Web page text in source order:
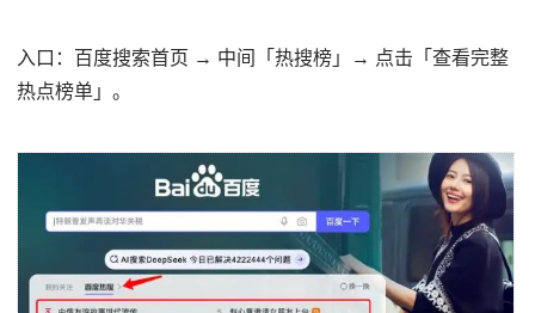
入口：百度搜索首页 → 中间「热搜榜」→ 点击「查看完整
热点榜单」。